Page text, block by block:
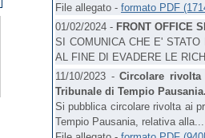
File allegato - formato PDF
01/02/2024 - FRONT OFFICE
SI COMUNICA CHE E'
AL FINE DI EVADERE LE
11/10/2023 -Circolare
Tribunale di Tempio
Si pubblica circolare rivolta ai
Tempio Pausania, relativa